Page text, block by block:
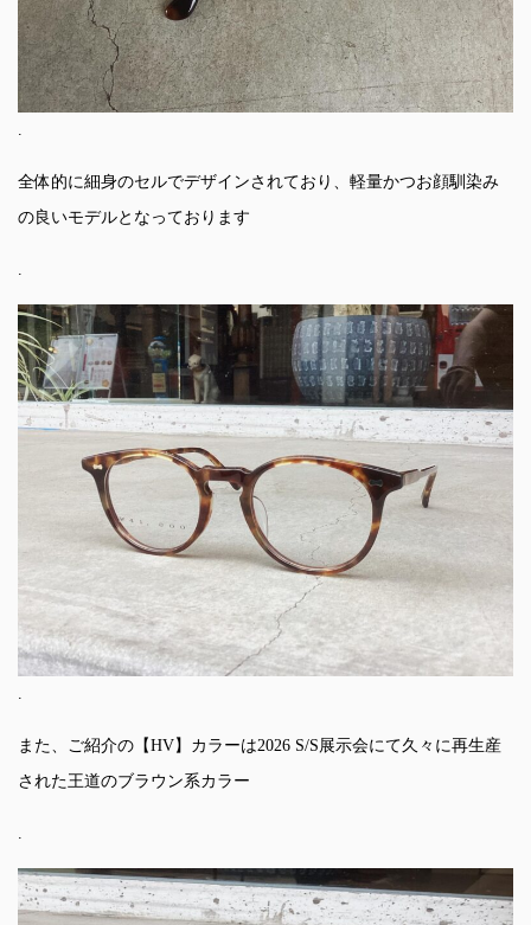
全体的に細身のセルでデザインされており、軽量かつお顔馴染み
の良いモデルとなっております
また、ご紹介の【HV】カラーは2026 S/S展示会にて久々に再生産
された王道のブラウン系カラー